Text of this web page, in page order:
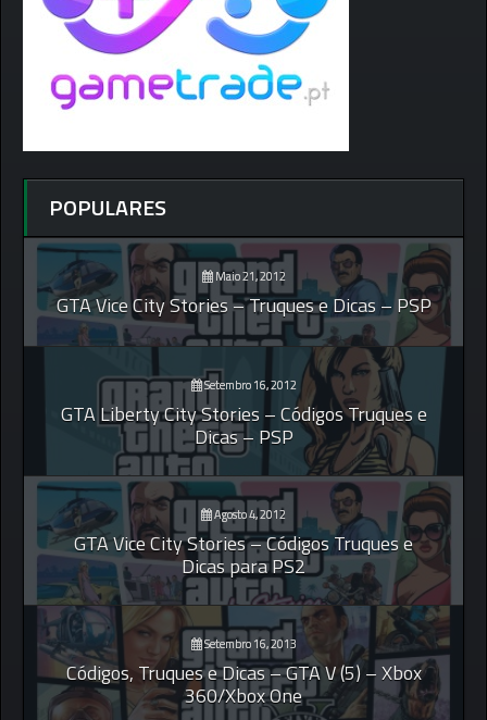
POPULARES
Maio 21, 2012
GTA Vice City Stories – Truques e Dicas – PSP
Setembro 16, 2012
GTA Liberty City Stories – Códigos Truques e
Dicas – PSP
Agosto 4, 2012
GTA Vice City Stories – Códigos Truques e
Dicas para PS2
Setembro 16, 2013
Códigos, Truques e Dicas – GTA V (5) – Xbox
360/Xbox One